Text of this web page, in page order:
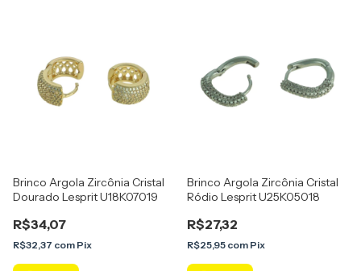
Brinco Argola Zircônia Cristal
Dourado Lesprit U18K07019
R$34,07
R$32,37 com Pix
Brinco Argola Zircônia Cristal
Ródio Lesprit U25K05018
R$27,32
R$25,95 com Pix